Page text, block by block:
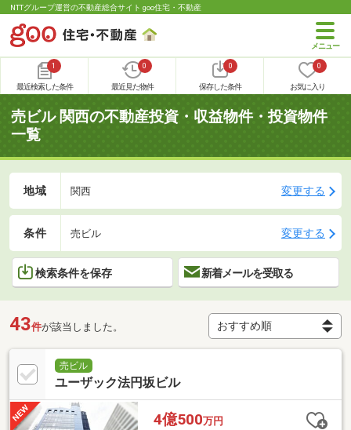
NTTグループ運営の不動産総合サイト goo住宅・不動産
1
最近検索した条件
0
最近見た物件
0
保存した条件
0
お気に入り
売ビル 関西の不動産投資・収益物件・投資物件
一覧
地域 関西 変更する
条件 売ビル 変更する
検索条件を保存 新着メールを受取る
43件が該当しました。
売ビル
ユーザック法円坂ビル
4億500万円